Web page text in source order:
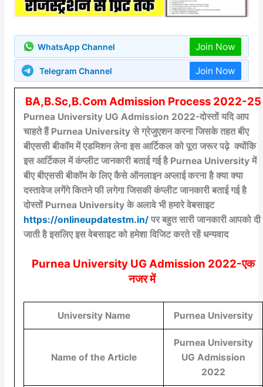
WhatsApp Channel Join Now
Telegram Channel Join Now
BA,B.Sc,B.Com Admission Process 2022-25
Purnea University UG Admission 2022-दोस्तों यदि आप
चाहते हैं Purnea University से ग्रेजुएशन करना जिसके तहत बीए
बीएससी बीकॉम में एडमिशन लेना इस आर्टिकल को पूरा जरूर पढ़े क्योंकि
इस आर्टिकल में कंप्लीट जानकारी बताई गई है Purnea University में
बीए बीएससी बीकॉम के लिए कैसे ऑनलाइन अप्लाई करना है क्या क्या
दस्तावेज लगेंगे कितने फी लगेगा जिसकी कंप्लीट जानकारी बताई गई है
दोस्तों Purnea University के अलावे भी हमारे वेबसाइट
https://onlineupdatestm.in/ पर बहुत सारी जानकारी आपको दी
जाती है इसलिए इस वेबसाइट को हमेशा विजिट करते रहें धन्यवाद
Purnea University UG Admission 2022-एक
नजर में
University Name Purnea University
Name of the Article
Purnea University
UG Admission
2022